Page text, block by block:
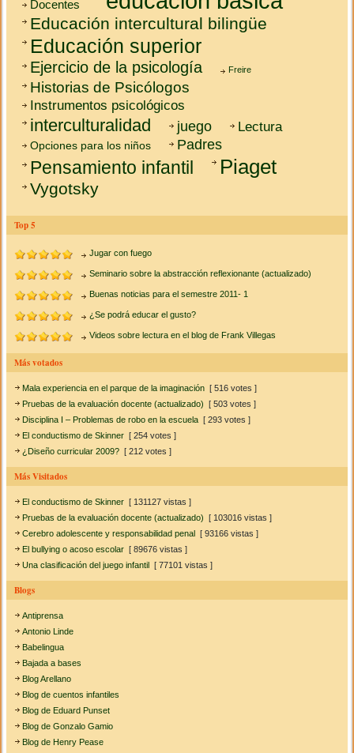
Docentes
Educación intercultural bilingüe
Educación superior
Ejercicio de la psicología Freire
Historias de Psicólogos
Instrumentos psicológicos
interculturalidad juego Lectura
Opciones para los niños Padres
Pensamiento infantil Piaget
Vygotsky
Top 5
Jugar con fuego
Seminario sobre la abstracción reflexionante (actualizado)
Buenas noticias para el semestre 2011- 1
¿Se podrá educar el gusto?
Videos sobre lectura en el blog de Frank Villegas
Más votados
Mala experiencia en el parque de la imaginación [ 516 votes ]
Pruebas de la evaluación docente (actualizado) [ 503 votes ]
Disciplina I – Problemas de robo en la escuela [ 293 votes ]
El conductismo de Skinner [ 254 votes ]
¿Diseño curricular 2009? [ 212 votes ]
Más Visitados
El conductismo de Skinner [ 131127 vistas ]
Pruebas de la evaluación docente (actualizado) [ 103016 vistas ]
Cerebro adolescente y responsabilidad penal [ 93166 vistas ]
El bullying o acoso escolar [ 89676 vistas ]
Una clasificación del juego infantil [ 77101 vistas ]
Blogs
Antiprensa
Antonio Linde
Babelingua
Bajada a bases
Blog Arellano
Blog de cuentos infantiles
Blog de Eduard Punset
Blog de Gonzalo Gamio
Blog de Henry Pease